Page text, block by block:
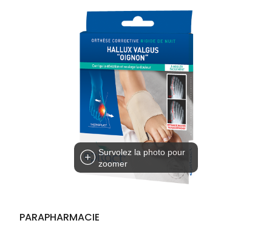
pharmacie
Dispositifs
médicaux
Cheveux
Corps
Solaire
NOTRE
ÉQUIPE
INFORMATIONS
UTILES
PHARMACIES
DE GARDE
APPLICATION
DE SANTÉ
Survolez la photo pour
zoomer
PARAPHARMACIE